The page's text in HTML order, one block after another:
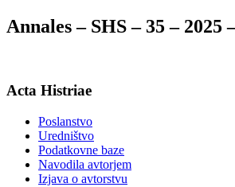
Annales – SHS – 35 –
Acta Histriae
Poslanstvo
Uredništvo
Podatkovne baze
Navodila avtorjem
Izjava o avtorstvu